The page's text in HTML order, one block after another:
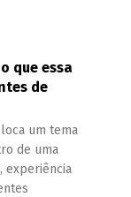
que essa
de
um tema
de uma
experiência